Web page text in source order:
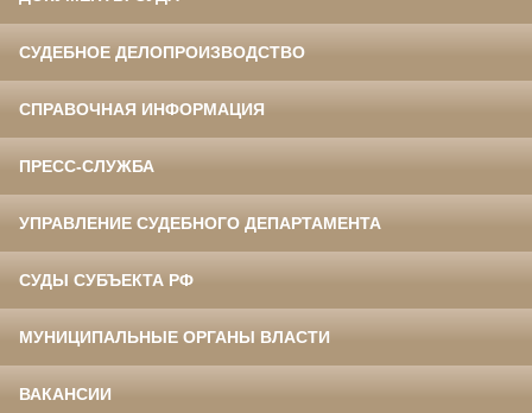
СУДЕБНОЕ ДЕЛОПРОИЗВОДСТВО
СПРАВОЧНАЯ ИНФОРМАЦИЯ
ПРЕСС-СЛУЖБА
УПРАВЛЕНИЕ СУДЕБНОГО ДЕПАРТАМЕНТА
СУДЫ СУБЪЕКТА РФ
МУНИЦИПАЛЬНЫЕ ОРГАНЫ ВЛАСТИ
ВАКАНСИИ